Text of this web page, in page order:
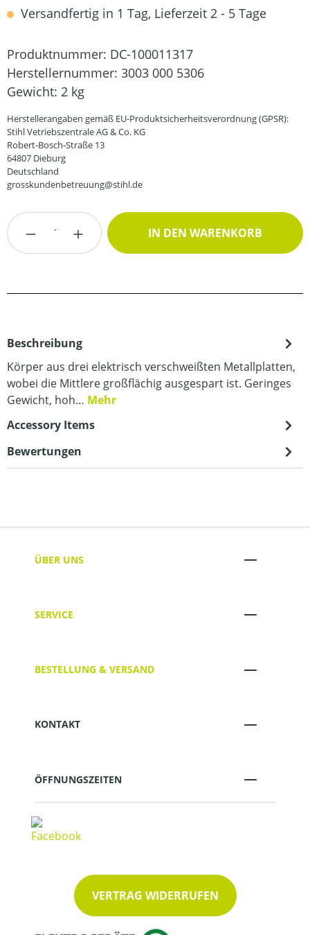
Versandfertig in 1 Tag, Lieferzeit 2 - 5 Tage
Produktnummer: DC-100011317
Herstellernummer: 3003 000 5306
Gewicht: 2 kg
Herstellerangaben gemäß EU-Produktsicherheitsverordnung (GPSR):
Stihl Vetriebszentrale AG & Co. KG
Robert-Bosch-Straße 13
64807 Dieburg
Deutschland
grosskundenbetreuung@stihl.de
Produkt Anzahl: Gib den gewünschten
IN DEN WARENKORB
Beschreibung
Körper aus drei elektrisch verschweißten Metallplatten,
wobei die Mittlere großflächig ausgespart ist. Geringes
Gewicht, hoh… Mehr
Accessory Items
Bewertungen
ÜBER UNS
SERVICE
BESTELLUNG & VERSAND
KONTAKT
ÖFFNUNGSZEITEN
VERTRAG WIDERRUFEN